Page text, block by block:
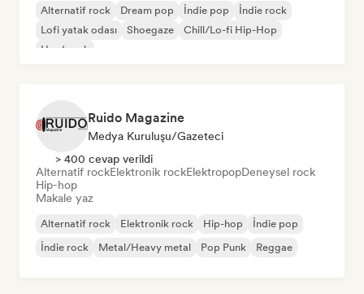
Alternatif rock Dream pop İndie pop
İndie rock
Lofi yatak odası
Shoegaze
Chill/Lo-fi Hip-Hop
Hard rock
Ruido Magazine
Medya Kuruluşu/Gazeteci
> 400 cevap verildi
Alternatif rockElektronik rockElektropopDeneysel rock
Hip-hop
Makale yaz
Alternatif rock Elektronik rock Hip-hop
İndie pop
İndie rock
Metal/Heavy metal Pop Punk Reggae